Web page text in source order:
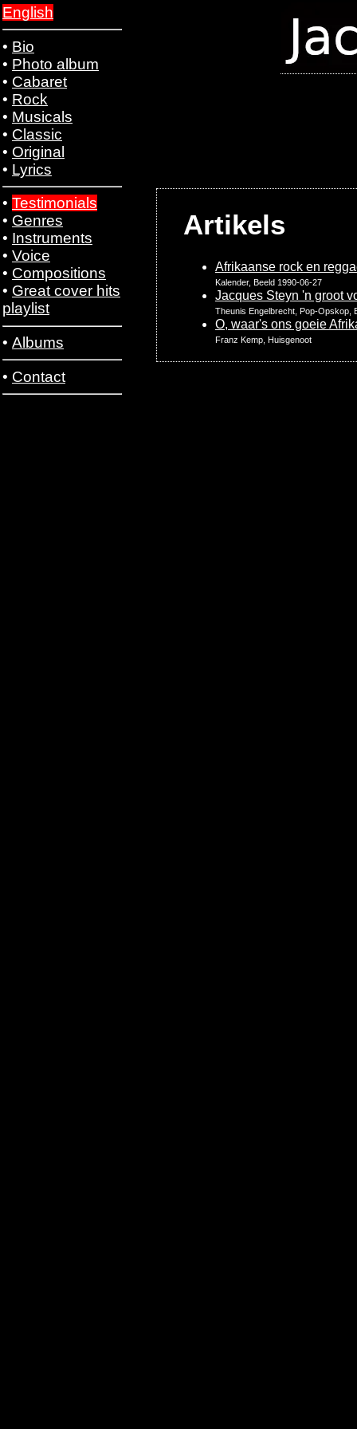
English
• Bio
• Photo album
• Cabaret
• Rock
• Musicals
• Classic
• Original
• Lyrics
• Testimonials
• Genres
• Instruments
• Voice
• Compositions
• Great cover hits
playlist
• Albums
• Contact
Artikels
Afrikaanse rock en
Kalender, Beeld 1990-06-27
Jacques Steyn 'n groot
Theunis Engelbrecht, Pop-Opskop,
O, waar's ons goeie
Franz Kemp, Huisgenoot